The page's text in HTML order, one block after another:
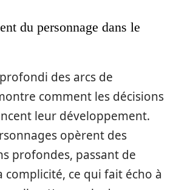
du personnage dans le
des arcs de
comment les décisions
leur développement.
opèrent des
profondes, passant de
complicité, ce qui fait écho à